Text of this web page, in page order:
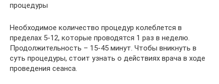
процедуры
Необходимое количество процедур колеблется в
пределах 5-12, которые проводятся 1 раз в неделю.
Продолжительность – 15-45 минут. Чтобы вникнуть в
суть процедуры, стоит узнать о действиях врача в ходе
проведения сеанса.